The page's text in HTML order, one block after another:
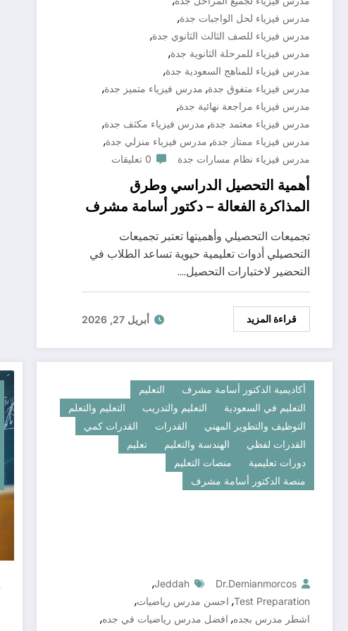
مدرس فيزياء لحل الواجبات جدة,
مدرس فيزياء للصف الثالث الثانوي جدة,
مدرس فيزياء للمرحلة الثانوية جدة,
مدرس فيزياء للمناهج السعودية جدة,
مدرس فيزياء متفوق جدة, مدرس فيزياء متميز جدة,
مدرس فيزياء مراجعة نهائية جدة,
مدرس فيزياء معتمد جدة, مدرس فيزياء مكثف جدة,
مدرس فيزياء ممتاز جدة, مدرس فيزياء منزلي جدة,
مدرس فيزياء نظام مسارات جدة 0 تعليقات
أهمية التحصيل الدراسي وطرق
المذاكرة الفعالة – دكتور أسامة مشرف
0571127384
تجميعات التحصيلي وأهميتها تعتبر تجميعات
التحصيلي أدوات تعليمية حيوية تساعد الطلاب في
التحضير لاختبارات التحصيل.…
قراءة المزيد أبريل 27, 2026
أكاديمية الدكتور أسامة مشرف
التعليم
التعليم في السعودية
التعليم والتدريب
التعليم والتعلم
التوظيف والتطوير المهني
القدرات
القدرات كمي
القدرات لفظي
الهندسة والتعليم
تعليم
دورات تعليمية
منصات التعليم
منصة الدكتور أسامة مشرف
Dr.demianmorcos
Jeddah
,
Test Preparation
, احسن مدرس رياضيات,
اشطر مدرس بجده, افضل مدرس رياضيات في جده,